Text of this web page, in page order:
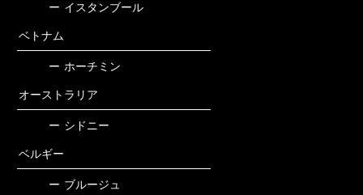
ー イスタンブール
ベトナム
ー ホーチミン
オーストラリア
ー シドニー
ベルギー
ー ブルージュ